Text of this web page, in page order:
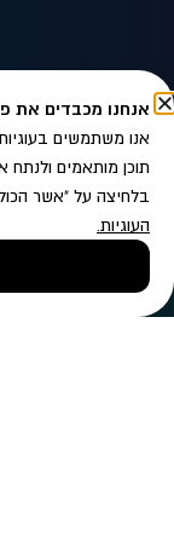
מעוניין/ת לקבל
אנחנו מכבדים את
אנו משתמשים
תוכן מותאמים
בלחיצה על "אשר
העוגיות